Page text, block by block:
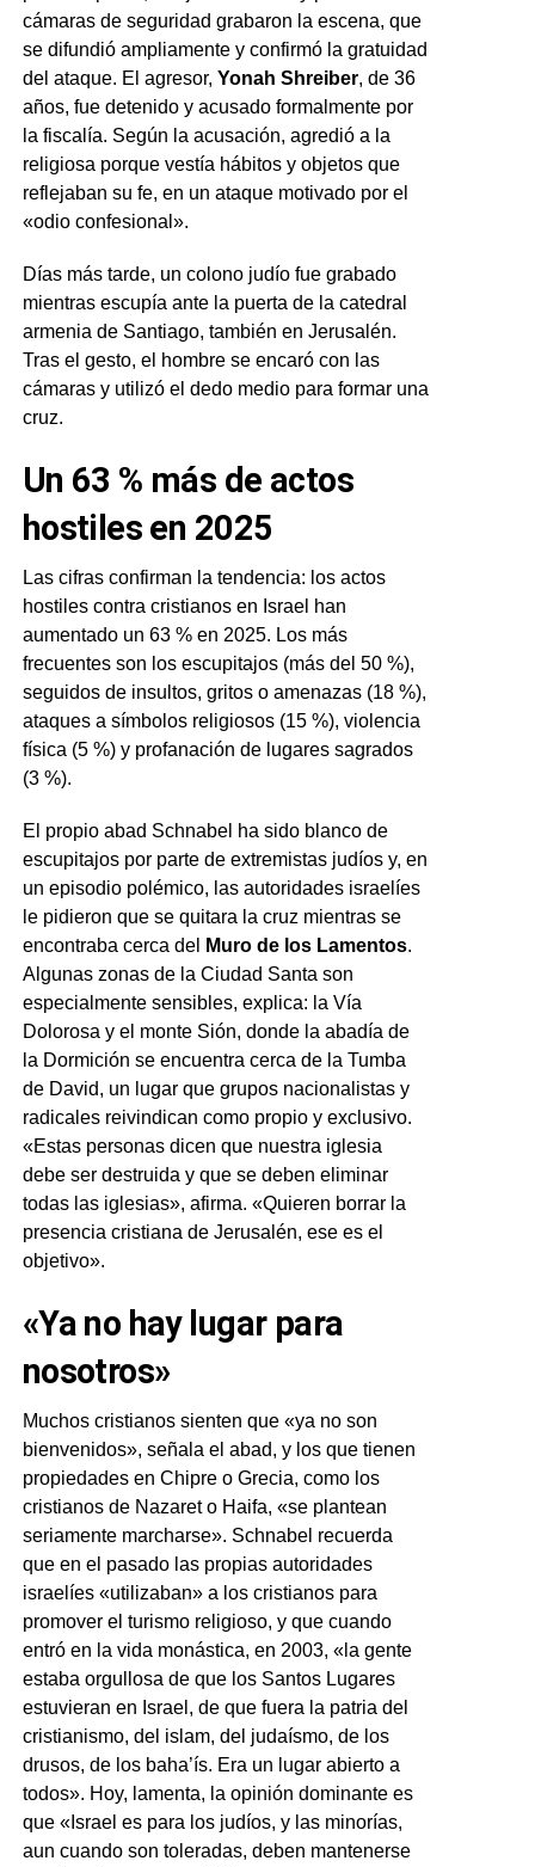
cámaras de seguridad grabaron la escena, que
se difundió ampliamente y confirmó la gratuidad
del ataque. El agresor, Yonah Shreiber, de 36
años, fue detenido y acusado formalmente por
la fiscalía. Según la acusación, agredió a la
religiosa porque vestía hábitos y objetos que
reflejaban su fe, en un ataque motivado por el
«odio confesional».
Días más tarde, un colono judío fue grabado
mientras escupía ante la puerta de la catedral
armenia de Santiago, también en Jerusalén.
Tras el gesto, el hombre se encaró con las
cámaras y utilizó el dedo medio para formar una
cruz.
Un 63 % más de actos
hostiles en 2025
Las cifras confirman la tendencia: los actos
hostiles contra cristianos en Israel han
aumentado un 63 % en 2025. Los más
frecuentes son los escupitajos (más del 50 %),
seguidos de insultos, gritos o amenazas (18 %),
ataques a símbolos religiosos (15 %), violencia
física (5 %) y profanación de lugares sagrados
(3 %).
El propio abad Schnabel ha sido blanco de
escupitajos por parte de extremistas judíos y, en
un episodio polémico, las autoridades israelíes
le pidieron que se quitara la cruz mientras se
encontraba cerca del
Muro de los Lamentos.
Algunas zonas de la Ciudad Santa son
especialmente sensibles, explica: la Vía
Dolorosa y el monte Sión, donde la abadía de
la Dormición se encuentra cerca de la Tumba
de David, un lugar que grupos nacionalistas y
radicales reivindican como propio y exclusivo.
«Estas personas dicen que nuestra iglesia
debe ser destruida y que se deben eliminar
todas las iglesias», afirma. «Quieren borrar la
presencia cristiana de Jerusalén, ese es el
objetivo».
«Ya no hay lugar para
nosotros»
Muchos cristianos sienten que «ya no son
bienvenidos», señala el abad, y los que tienen
propiedades en Chipre o Grecia, como los
cristianos de Nazaret o Haifa, «se plantean
seriamente marcharse». Schnabel recuerda
que en el pasado las propias autoridades
israelíes «utilizaban» a los cristianos para
promover el turismo religioso, y que cuando
entró en la vida monástica, en 2003, «la gente
estaba orgullosa de que los Santos Lugares
estuvieran en Israel, de que fuera la patria del
cristianismo, del islam, del judaísmo, de los
drusos, de los baha’ís. Era un lugar abierto a
todos». Hoy, lamenta, la opinión dominante es
que «Israel es para los judíos, y las minorías,
aun cuando son toleradas, deben mantenerse